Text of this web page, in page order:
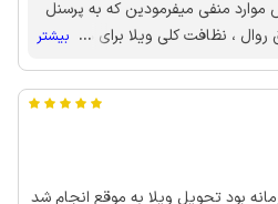
نظرتون ای کاش موارد منفی میفرمودین که به پرسنل
، نظافت کلی ویلا برای هر
... بیشتر
برخورد میزبان صمیمانه و محترمانه بود تحویل ویلا به موقع انجام شد